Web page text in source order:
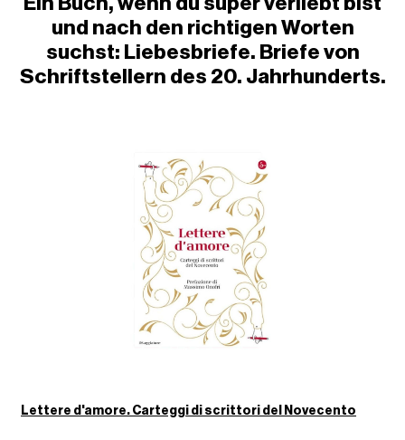
und nach den richtigen Worten
suchst: Liebesbriefe. Briefe von
Schriftstellern des 20. Jahrhunderts.
Lettere d'amore. Carteggi di scrittori del Novecento